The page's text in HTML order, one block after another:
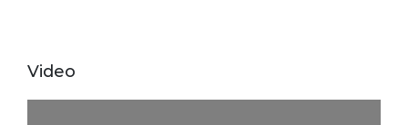
+48 61 623 38 38
Video